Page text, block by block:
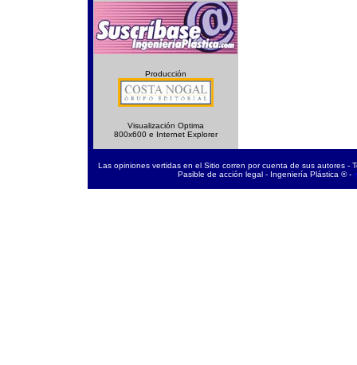
Producción
Visualización Optima
800x600 e Internet Explorer
Las opiniones vertidas en el Sitio corren por cuenta de sus autores -
Pasible de acción legal - Ingeniería Plástica ® -